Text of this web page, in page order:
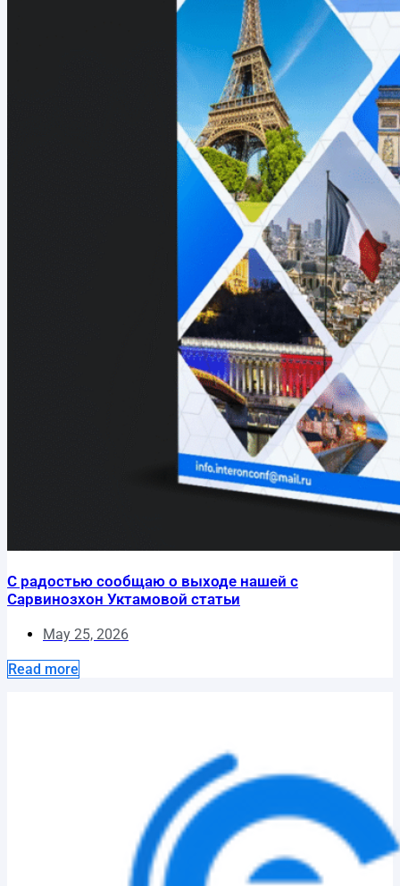
С радостью сообщаю о выходе нашей с
Сарвинозхон Уктамовой статьи
May 25, 2026
Read more